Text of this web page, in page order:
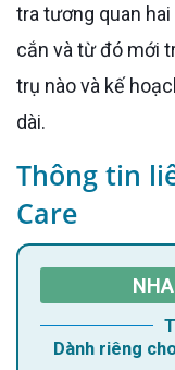
tra tương quan
cắn và từ đó mới
trụ nào và kế
dài.
Thông tin
Care
Dành riêng